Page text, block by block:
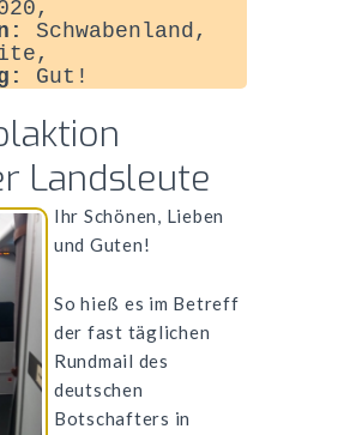
Schwabenland,
Gut!
Landsleute
Ihr Schönen, Lieben
und Guten!
So hieß es im Betreff
der fast täglichen
Rundmail des
deutschen
Botschafters in